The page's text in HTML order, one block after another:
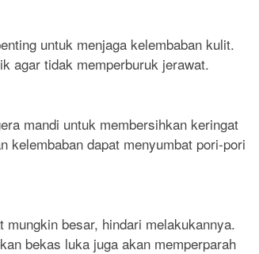
untuk menjaga kelembaban kulit.
agar tidak memperburuk jerawat.
mandi untuk membersihkan keringat
kelembaban dapat menyumbat pori-pori
besar, hindari melakukannya.
bekas luka juga akan memperparah